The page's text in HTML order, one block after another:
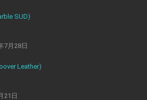
SUD)
7月28日
Leather)
21日